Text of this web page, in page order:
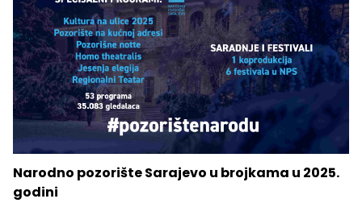
Narodno pozorište Sarajevo u brojkama u 2025.
godini